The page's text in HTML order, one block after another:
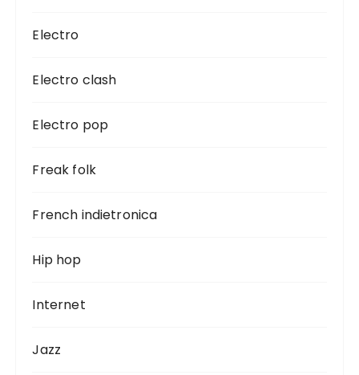
Electro
Electro clash
Electro pop
Freak folk
French indietronica
Hip hop
Internet
Jazz